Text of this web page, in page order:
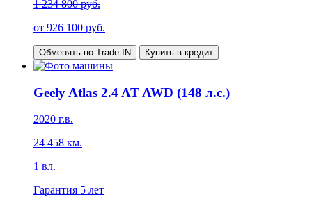
1 234 800 руб.
от 926 100 руб.
Обменять по Trade-IN Купить в кредит
Geely Atlas 2.4 AT AWD (148 л.с.)
2020 г.в.
24 458 км.
1 вл.
Гарантия 5 лет